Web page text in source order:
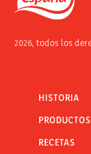
2026, todos los
HISTORIA
PRODUCTOS
RECETAS